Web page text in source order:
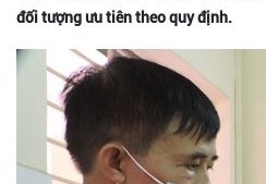
đối tượng ưu tiên theo quy định.